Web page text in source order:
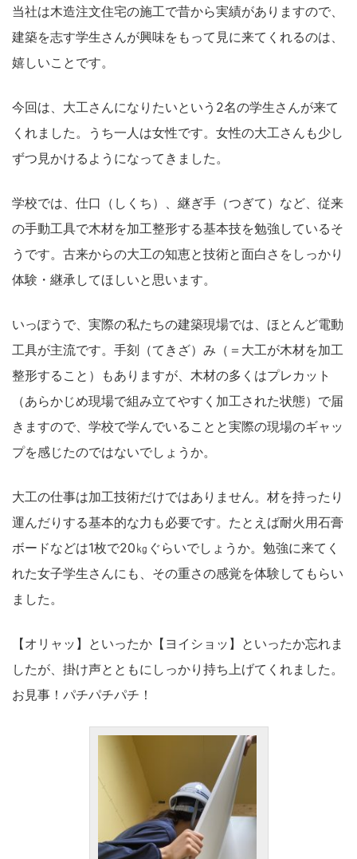
当社は木造注文住宅の施工で昔から実績がありますので、
建築を志す学生さんが興味をもって見に来てくれるのは、
嬉しいことです。
今回は、大工さんになりたいという2名の学生さんが来て
くれました。うち一人は女性です。女性の大工さんも少し
ずつ見かけるようになってきました。
学校では、仕口（しくち）、継ぎ手（つぎて）など、従来
の手動工具で木材を加工整形する基本技を勉強しているそ
うです。古来からの大工の知恵と技術と面白さをしっかり
体験・継承してほしいと思います。
いっぽうで、実際の私たちの建築現場では、ほとんど電動
工具が主流です。手刻（てきざ）み（＝大工が木材を加工
整形すること）もありますが、木材の多くはプレカット
（あらかじめ現場で組み立てやすく加工された状態）で届
きますので、学校で学んでいることと実際の現場のギャッ
プを感じたのではないでしょうか。
大工の仕事は加工技術だけではありません。材を持ったり
運んだりする基本的な力も必要です。たとえば耐火用石膏
ボードなどは1枚で20㎏ぐらいでしょうか。勉強に来てく
れた女子学生さんにも、その重さの感覚を体験してもらい
ました。
【オリャッ】といったか【ヨイショッ】といったか忘れま
したが、掛け声とともにしっかり持ち上げてくれました。
お見事！パチパチパチ！